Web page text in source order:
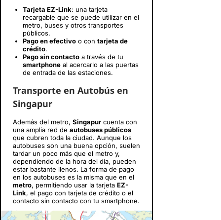
Tarjeta EZ-Link: una tarjeta
recargable que se puede utilizar en el
metro, buses y otros transportes
públicos.
Pago en efectivo o con tarjeta de
crédito.
Pago sin contacto a través de tu
smartphone al acercarlo a las puertas
de entrada de las estaciones.
Transporte en Autobús en
Singapur
Además del metro, Singapur cuenta con
una amplia red de autobuses públicos
que cubren toda la ciudad. Aunque los
autobuses son una buena opción, suelen
tardar un poco más que el metro y,
dependiendo de la hora del día, pueden
estar bastante llenos. La forma de pago
en los autobuses es la misma que en el
metro, permitiendo usar la tarjeta EZ-
Link, el pago con tarjeta de crédito o el
contacto sin contacto con tu smartphone.